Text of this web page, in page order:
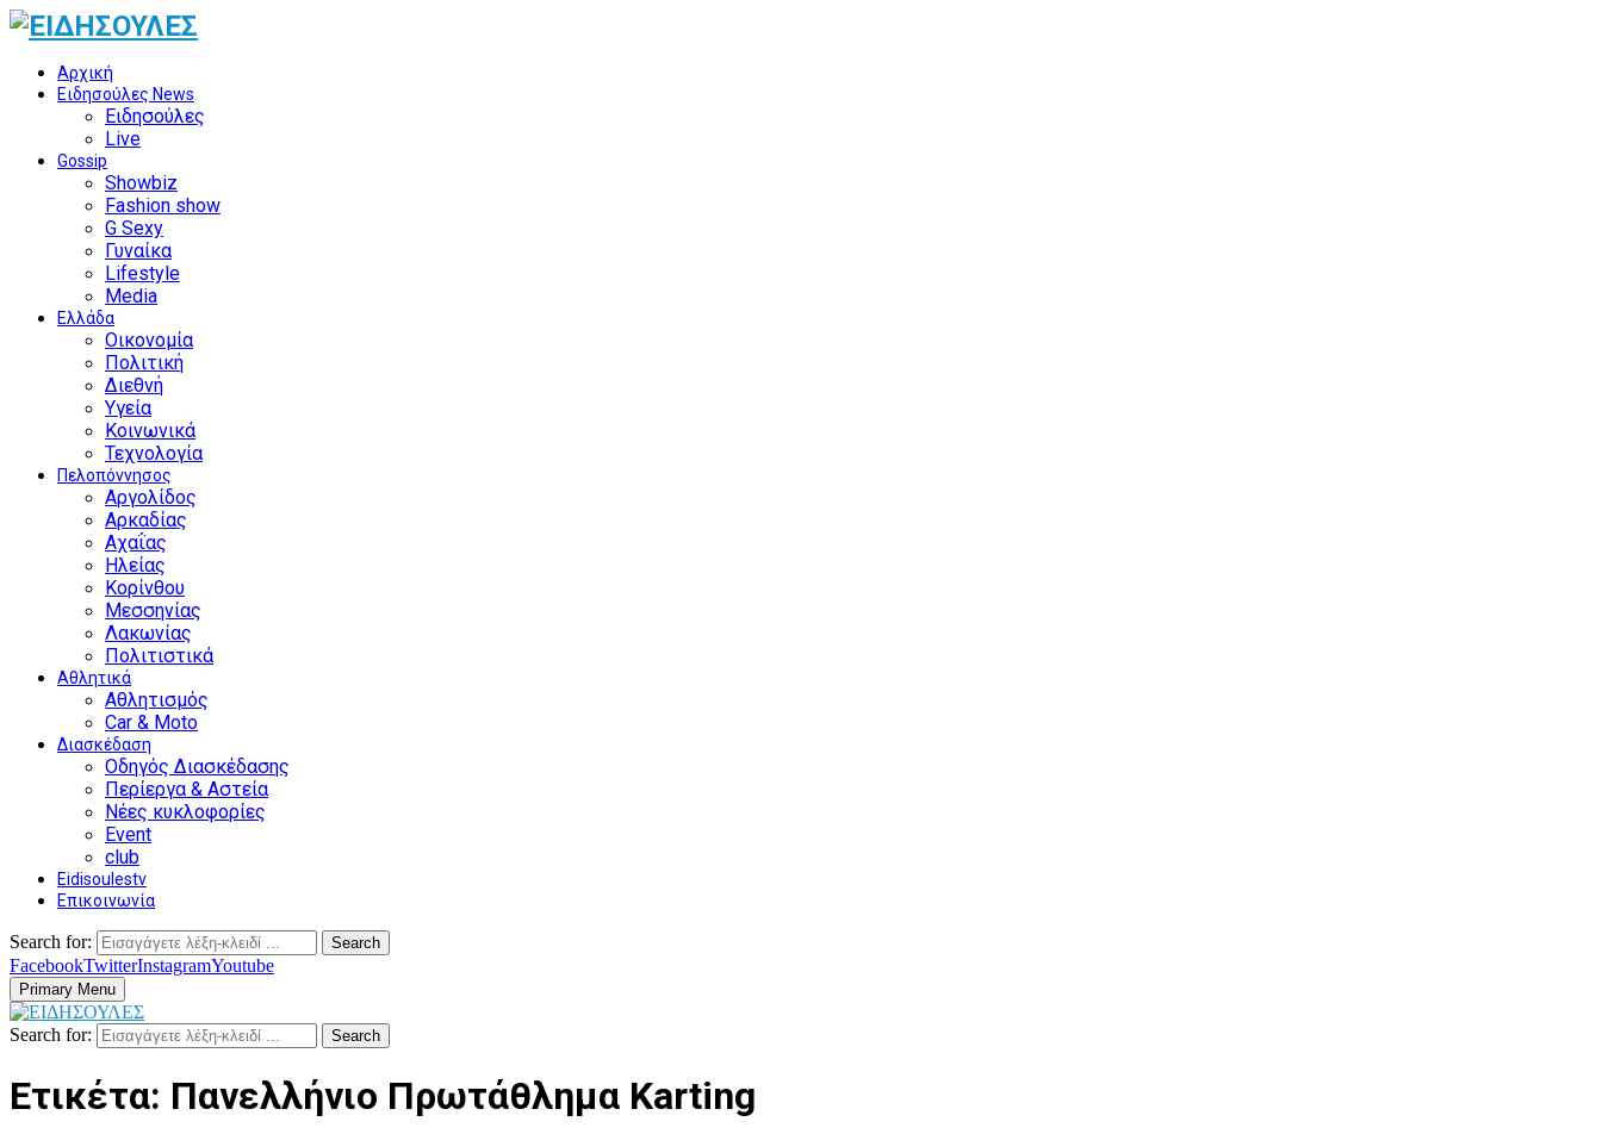
Αρχική
Ειδησούλες News
Ειδησούλες
Live
Gossip
Showbiz
Fashion show
G Sexy
Γυναίκα
Lifestyle
Media
Ελλάδα
Οικονομία
Πολιτική
Διεθνή
Υγεία
Κοινωνικά
Τεχνολογία
Πελοπόννησος
Αργολίδος
Αρκαδίας
Αχαΐας
Ηλείας
Κορίνθου
Μεσσηνίας
Λακωνίας
Πολιτιστικά
Αθλητικά
Αθλητισμός
Car & Moto
Διασκέδαση
Οδηγός Διασκέδασης
Περίεργα & Αστεία
Νέες κυκλοφορίες
Event
club
Eidisoulestv
Επικοινωνία
Search for: Search
FacebookTwitterInstagramYoutube
Primary Menu
Search for: Search
Ετικέτα: Πανελλήνιο Πρωτάθλημα Karting